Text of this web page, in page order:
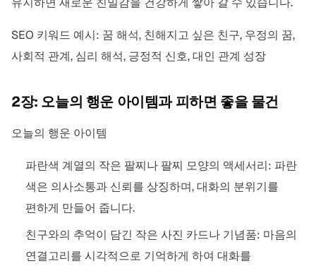
SEO 키워드 예시: 꿈 해석, 친해지고 싶은 친구, 우정의 꿈,
사회적 관계, 심리 해석, 긍정적 신호, 대인 관계 성장
2장: 오늘의 행운 아이템과 피하면 좋을 물건
오늘의 행운 아이템
파란색 계열의 작은 팔찌나 팔찌 모양의 액세서리: 파란
색은 의사소통과 신뢰를 상징하며, 대화의 분위기를
편하게 만들어 줍니다.
친구와의 추억이 담긴 작은 사진 카드나 기념품: 마음의
연결고리를 시각적으로 기억하게 하여 대화를